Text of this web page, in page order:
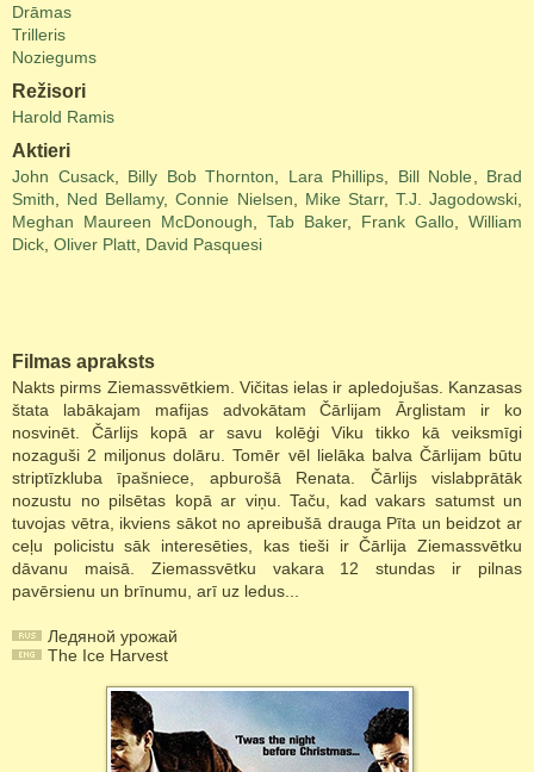
Drāmas
Trilleris
Noziegums
Režisori
Harold Ramis
Aktieri
John Cusack, Billy Bob Thornton Lara Phillips Bill Noble
Brad
Smith
Ned Bellamy,Connie Nielsen Mike Starr, T.J. Jagodowski
Meghan Maureen McDonough
Tab Baker, Frank Gallo
William
Dick Oliver Platt David Pasquesi
Filmas apraksts
Nakts pirms Ziemassvētkiem. Vičitas ielas ir apledojušas. Kanzasas
štata labākajam mafijas advokātam Čārlijam Ārglistam ir ko
nosvinēt. Čārlijs kopā ar savu kolēģi Viku tikko kā veiksmīgi
nozaguši 2 miljonus dolāru. Tomēr vēl lielāka balva Čārlijam būtu
striptīzkluba īpašniece, apburošā Renata. Čārlijs vislabprātāk
nozustu no pilsētas kopā ar viņu. Taču, kad vakars satumst un
tuvojas vētra, ikviens sākot no apreibušā drauga Pīta un beidzot ar
ceļu policistu sāk interesēties, kas tieši ir Čārlija Ziemassvētku
dāvanu maisā. Ziemassvētku vakara 12 stundas ir pilnas
pavērsienu un brīnumu, arī uz ledus...
Ледяной урожай
The Ice Harvest